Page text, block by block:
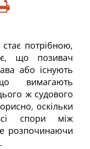
потрібною,
що позивач
або існують
вимагають
ж судового
оскільки
спори між
розпочинаючи